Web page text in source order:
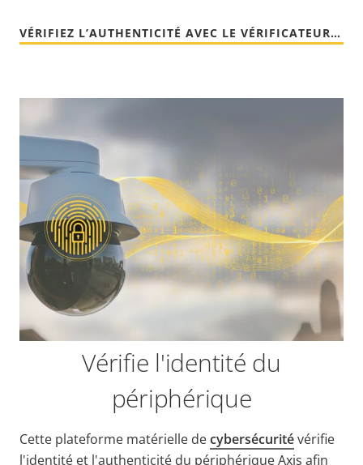
VÉRIFIEZ L’AUTHENTICITÉ AVEC LE VÉRIFICATEUR DE MÉDIA SIGNÉ AXIS
Vérifie l'identité du
périphérique
Cette plateforme matérielle decybersécuritévérifie
l'identité et l'authenticité du périphérique Axis afin